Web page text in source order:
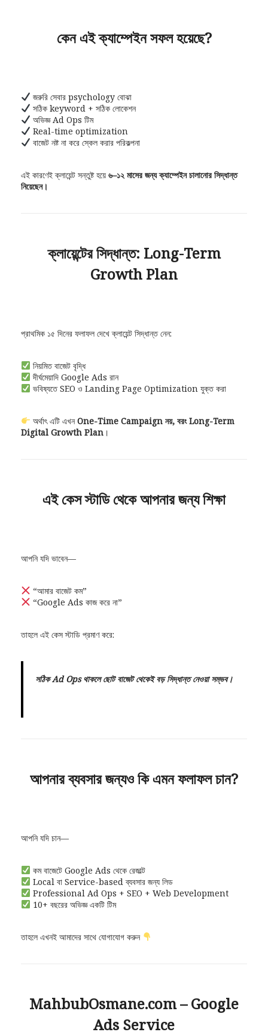
কেন এই ক্যাম্পেইন সফল হয়েছে?
জরুরি সেবার psychology বোঝা
সঠিক keyword + সঠিক লোকেশন
অভিজ্ঞ Ad Ops টিম
Real-time optimization
বাজেট নষ্ট না করে স্কেল করার পরিকল্পনা
এই কারণেই ক্লায়েন্ট সন্তুষ্ট হয়ে ৬–১২ মাসের জন্য ক্যাম্পেইন চালানোর সিদ্ধান্ত
নিয়েছেন।
ক্লায়েন্টের সিদ্ধান্ত: Long-Term
Growth Plan
প্রাথমিক ১৫ দিনের ফলাফল দেখে ক্লায়েন্ট সিদ্ধান্ত নেন:
নিয়মিত বাজেট বৃদ্ধি
দীর্ঘমেয়াদি Google Ads রান
ভবিষ্যতে SEO ও Landing Page Optimization যুক্ত করা
অর্থাৎ এটি এখনOne-Time Campaign নয়, বরং Long-Term
Digital Growth Plan ।
এই কেস স্টাডি থেকে আপনার জন্য শিক্ষা
আপনি যদি ভাবেন—
“আমার বাজেট কম”
“Google Ads কাজ করে না”
তাহলে এই কেস স্টাডি প্রমাণ করে:
সঠিক Ad Ops থাকলে ছোট বাজেট থেকেই বড় সিদ্ধান্ত নেওয়া সম্ভব।
আপনার ব্যবসার জন্যও কি এমন ফলাফল চান?
আপনি যদি চান—
কম বাজেটে Google Ads থেকে রেজাল্ট
Local বা Service-based ব্যবসার জন্য লিড
Professional Ad Ops + SEO + Web Development
10+ বছরের অভিজ্ঞ একটি টিম
তাহলে এখনই আমাদের সাথে যোগাযোগ করুন
MahbubOsmane.com – Google
Ads Service